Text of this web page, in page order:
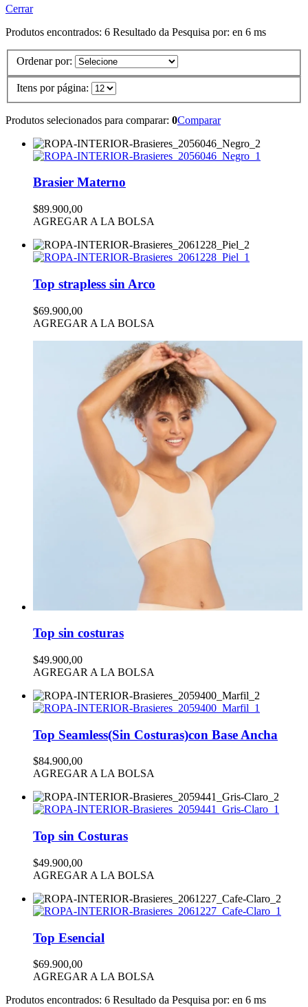
Cerrar
Produtos encontrados: 6 Resultado da Pesquisa por: en 6 ms
Ordenar por:
Itens por página:
Produtos selecionados para comparar: 0Comparar
Brasier Materno
$89.900,00
AGREGAR A LA BOLSA
Top strapless sin Arco
$69.900,00
AGREGAR A LA BOLSA
Top sin costuras
$49.900,00
AGREGAR A LA BOLSA
Top Seamless(Sin Costuras)con Base Ancha
$84.900,00
AGREGAR A LA BOLSA
Top sin Costuras
$49.900,00
AGREGAR A LA BOLSA
Top Esencial
$69.900,00
AGREGAR A LA BOLSA
Produtos encontrados: 6 Resultado da Pesquisa por: en 6 ms